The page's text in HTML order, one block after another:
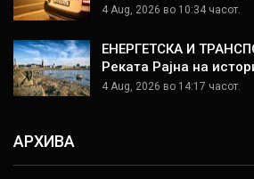
4 Aug, 2026 во 10:34 часот.
ЕНЕРГЕТСКА И
Реката Рајна на
4 Aug, 2026 во 14:17 часот.
АРХИВА